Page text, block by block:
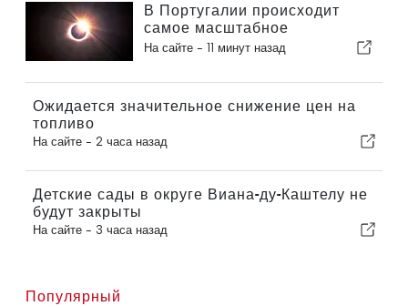
В Португалии происходит
самое масштабное
солнечное затмение столетия
На сайте - 11 минут назад
Ожидается значительное снижение цен на
топливо
На сайте - 2 часа назад
Детские сады в округе Виана-ду-Каштелу не
будут закрыты
На сайте - 3 часа назад
Популярный